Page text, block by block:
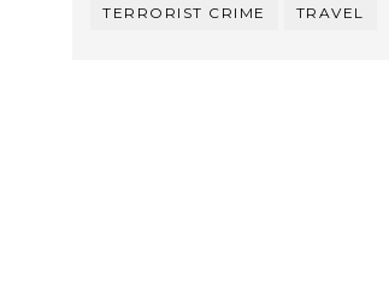
TERRORIST CRIME TRAVEL